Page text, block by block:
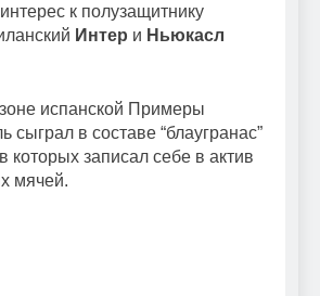
к полузащитнику
Интер и Ньюкасл
испанской Примеры
сыграл в составе “блаугранас”
которых записал себе в актив
мячей.